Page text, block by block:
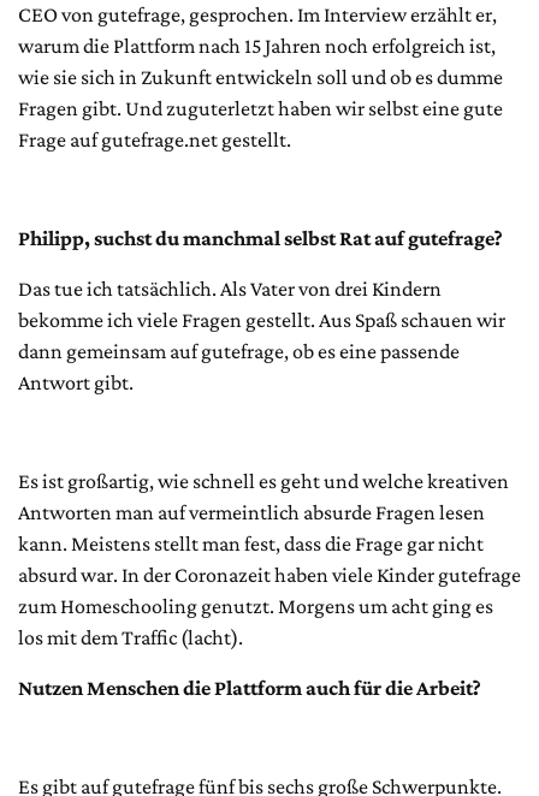
CEO von gutefrage, gesprochen. Im Interview erzählt er,
warum die Plattform nach 15 Jahren noch erfolgreich ist,
wie sie sich in Zukunft entwickeln soll und ob es dumme
Fragen gibt. Und zuguterletzt haben wir selbst eine gute
Frage auf gutefrage.net gestellt.
Philipp, suchst du manchmal selbst Rat auf gutefrage?
Das tue ich tatsächlich. Als Vater von drei Kindern
bekomme ich viele Fragen gestellt. Aus Spaß schauen wir
dann gemeinsam auf gutefrage, ob es eine passende
Antwort gibt.
Es ist großartig, wie schnell es geht und welche kreativen
Antworten man auf vermeintlich absurde Fragen lesen
kann. Meistens stellt man fest, dass die Frage gar nicht
absurd war. In der Coronazeit haben viele Kinder gutefrage
zum Homeschooling genutzt. Morgens um acht ging es
los mit dem Traffic (lacht).
Nutzen Menschen die Plattform auch für die Arbeit?
Es gibt auf gutefrage fünf bis sechs große Schwerpunkte.